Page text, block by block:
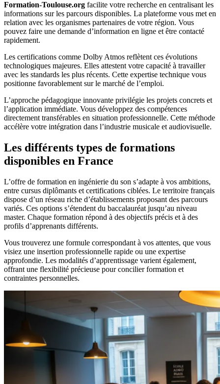
Formation-Toulouse.org facilite votre recherche en centralisant les
informations sur les parcours disponibles. La plateforme vous met en
relation avec les organismes partenaires de votre région. Vous
pouvez faire une demande d’information en ligne et être contacté
rapidement.
Les certifications comme Dolby Atmos reflètent ces évolutions
technologiques majeures. Elles attestent votre capacité à travailler
avec les standards les plus récents. Cette expertise technique vous
positionne favorablement sur le marché de l’emploi.
L’approche pédagogique innovante privilégie les projets concrets et
l’application immédiate. Vous développez des compétences
directement transférables en situation professionnelle. Cette méthode
accélère votre intégration dans l’industrie musicale et audiovisuelle.
Les différents types de formations
disponibles en France
L’offre de formation en ingénierie du son s’adapte à vos ambitions,
entre cursus diplômants et certifications ciblées. Le territoire français
dispose d’un réseau riche d’établissements proposant des parcours
variés. Ces options s’étendent du baccalauréat jusqu’au niveau
master. Chaque formation répond à des objectifs précis et à des
profils d’apprenants différents.
Vous trouverez une formule correspondant à vos attentes, que vous
visiez une insertion professionnelle rapide ou une expertise
approfondie. Les modalités d’apprentissage varient également,
offrant une flexibilité précieuse pour concilier formation et
contraintes personnelles.